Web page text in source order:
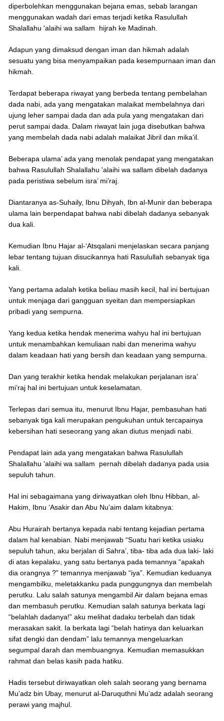
diperbolehkan menggunakan bejana emas, sebab larangan
menggunakan wadah dari emas terjadi ketika Rasulullah
Shalallahu 'alaihi wa sallam hijrah ke Madinah.
Adapun yang dimaksud dengan iman dan hikmah adalah
sesuatu yang bisa menyampaikan pada kesempurnaan iman dan
hikmah.
Terdapat beberapa riwayat yang berbeda tentang pembelahan
dada nabi, ada yang mengatakan malaikat membelahnya dari
ujung leher sampai dada dan ada pula yang mengatakan dari
perut sampai dada. Dalam riwayat lain juga disebutkan bahwa
yang membelah dada nabi adalah malaikat Jibril dan mika’il.
Beberapa ulama’ ada yang menolak pendapat yang mengatakan
bahwa Rasulullah Shalallahu 'alaihi wa sallam dibelah dadanya
pada peristiwa sebelum isra’ mi’raj.
Diantaranya as-Suhaily, Ibnu Dihyah, Ibn al-Munir dan beberapa
ulama lain berpendapat bahwa nabi dibelah dadanya sebanyak
dua kali.
Kemudian Ibnu Hajar al-‘Atsqalani menjelaskan secara panjang
lebar tentang tujuan disucikannya hati Rasulullah sebanyak tiga
kali.
Yang pertama adalah ketika beliau masih kecil, hal ini bertujuan
untuk menjaga dari gangguan syeitan dan mempersiapkan
pribadi yang sempurna.
Yang kedua ketika hendak menerima wahyu hal ini bertujuan
untuk menambahkan kemuliaan nabi dan menerima wahyu
dalam keadaan hati yang bersih dan keadaan yang sempurna.
Dan yang terakhir ketika hendak melakukan perjalanan isra’
mi’raj hal ini bertujuan untuk keselamatan.
Terlepas dari semua itu, menurut Ibnu Hajar, pembasuhan hati
sebanyak tiga kali merupakan pengukuhan untuk tercapainya
kebersihan hati seseorang yang akan diutus menjadi nabi.
Pendapat lain ada yang mengatakan bahwa Rasulullah
Shalallahu 'alaihi wa sallam pernah dibelah dadanya pada usia
sepuluh tahun.
Hal ini sebagaimana yang diriwayatkan oleh Ibnu Hibban, al-
Hakim, Ibnu ‘Asakir dan Abu Nu’aim dalam kitabnya:
Abu Hurairah bertanya kepada nabi tentang kejadian pertama
dalam hal kenabian. Nabi menjawab “Suatu hari ketika usiaku
sepuluh tahun, aku berjalan di Sahra’, tiba- tiba ada dua laki- laki
di atas kepalaku, yang satu bertanya pada temannya “apakah
dia orangnya ?” temannya menjawab “iya”. Kemudian keduanya
mengambilku, meletakkanku pada punggungnya dan membelah
perutku. Lalu salah satunya mengambil Air dalam bejana emas
dan membasuh perutku. Kemudian salah satunya berkata lagi
“belahlah dadanya!” aku melihat dadaku terbelah dan tidak
merasakan sakit. Ia berkata lagi “belah hatinya dan keluarkan
sifat dengki dan dendam” lalu temannya mengeluarkan
segumpal darah dan membuangnya. Kemudian memasukkan
rahmat dan belas kasih pada hatiku.
Hadis tersebut diriwayatkan oleh salah seorang yang bernama
Mu’adz bin Ubay, menurut al-Daruquthni Mu’adz adalah seorang
perawi yang majhul.